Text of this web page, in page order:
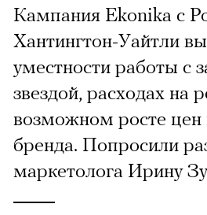
Кампания Ekonika с
Хантингтон-Уайтли
уместности работы с
звездой, расходах на
возможном росте цен
бренда. Попросили
маркетолога Ирину